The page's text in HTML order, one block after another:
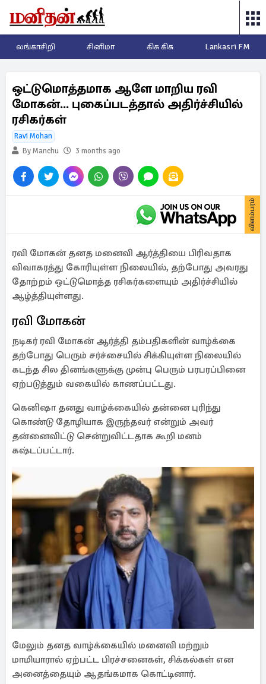
லங்காசிறி சினிமா கிசு கிசு Lankasri FM
ஒட்டுமொத்தமாக ஆளே மாறிய ரவி
மோகன்... புகைப்படத்தால் அதிர்ச்சியில்
ரசிகர்கள்
Ravi Mohan
By Manchu
3 months ago
விளம்பரம்
ரவி மோகன் தனத மனைவி ஆர்த்தியை பிரிவதாக
விவாகரத்து கோரியுள்ள நிலையில், தற்போது அவரது
தோற்றம் ஒட்டுமொத்த ரசிகர்களையும் அதிர்ச்சியில்
ஆழ்த்தியுள்ளது.
ரவி மோகன்
நடிகர் ரவி மோகன் ஆர்த்தி தம்பதிகளின் வாழ்க்கை
தற்போது பெரும் சர்ச்சையில் சிக்கியுள்ள நிலையில்
கடந்த சில தினங்களுக்கு முன்பு பெரும் பரபரப்பினை
ஏற்படுத்தும் வகையில் காணப்பட்டது.
கெனிஷா தனது வாழ்க்கையில் தன்னை புரிந்து
கொண்டு தோழியாக இருந்தவர் என்றும் அவர்
தன்னைவிட்டு சென்றுவிட்டதாக கூறி மனம்
கஷ்டப்பட்டார்.
மேலும் தனத வாழ்க்கையில் மனைவி மற்றும்
மாமியாரால் ஏற்பட்ட பிரச்சனைகள், சிக்கல்கள் என
அனைத்தையும் ஆதங்கமாக கொட்டினார்.